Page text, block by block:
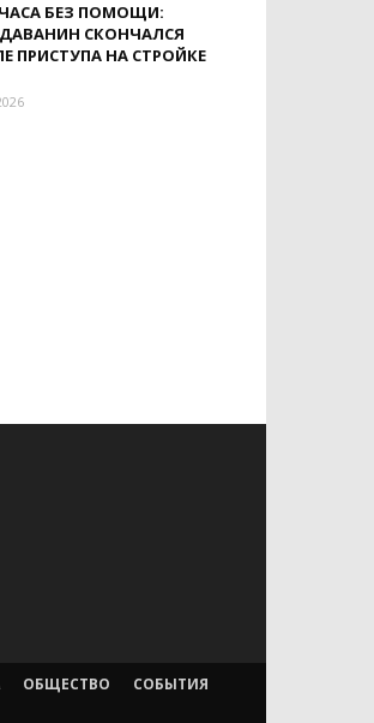
БЕЗ ПОМОЩИ:
СКОНЧАЛСЯ
ПРИСТУПА НА СТРОЙКЕ
ОБЩЕСТВО СОБЫТИЯ